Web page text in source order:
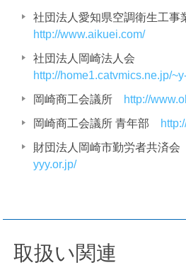
社団法人愛知県空調衛生工
http://www.aikuei.com/
社団法人岡崎法人会
http://home1.catvmics.ne.jp/
岡崎商工会議所 http://
岡崎商工会議所 青年部
財団法人岡崎市勤労者共済会
yyy.or.jp/
取扱い関連